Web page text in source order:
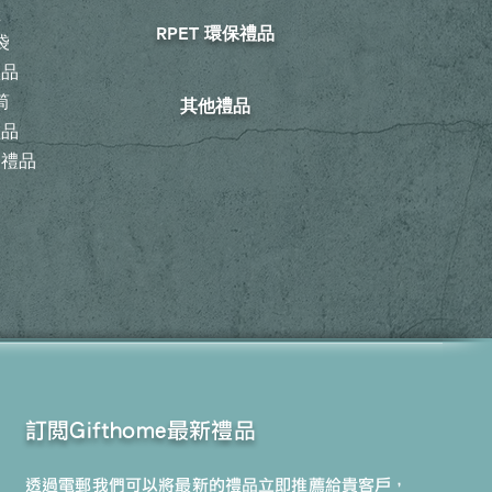
品
RPET 環保禮品
其他禮品
訂閱Gifthome最新禮品
透過電郵我們可以將最新的禮品立即推薦給貴客戶，